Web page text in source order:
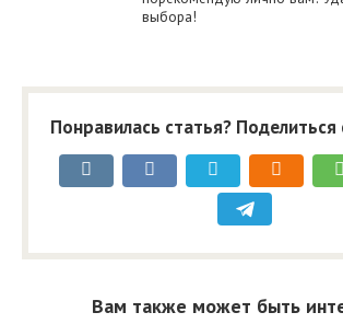
выбора!
Понравилась статья? Поделиться
Вам также может быть